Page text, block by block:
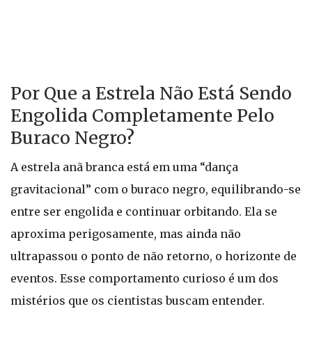
Por Que a Estrela Não Está Sendo
Engolida Completamente Pelo
Buraco Negro?
A estrela anã branca está em uma “dança
gravitacional” com o buraco negro, equilibrando-se
entre ser engolida e continuar orbitando. Ela se
aproxima perigosamente, mas ainda não
ultrapassou o ponto de não retorno, o horizonte de
eventos. Esse comportamento curioso é um dos
mistérios que os cientistas buscam entender.